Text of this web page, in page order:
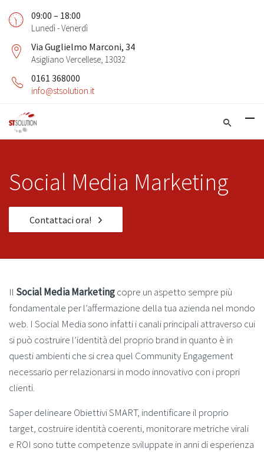
09:00 – 18:00
Lunedì - Venerdì
Via Guglielmo Marconi, 34
Asigliano Vercellese, 13032
0161 368000
info@stsolution.it
Social Media Marketing
Contattaci ora!
Il Social Media Marketingcopre un aspetto sempre più
fondamentale per l’affermazione della tua azienda nel mondo
web. I Social Media sono infatti i canali principali attraverso cui
si può costruire l’identità del proprio brand in quanto è in
questi ambienti che si crea quel Community Engagement
necessario per relazionarsi in modo innovativo con i propri
clienti.
Saper delineare Obiettivi SMART, indentificare il proprio
target, costruire identità coerenti, monitorare metriche virali
e ROI sono tutte competenze sviluppate in anni di esperienza